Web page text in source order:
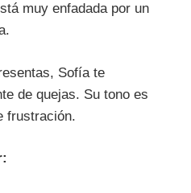
muy enfadada por un
Sofía te
de quejas. Su tono es
frustración.